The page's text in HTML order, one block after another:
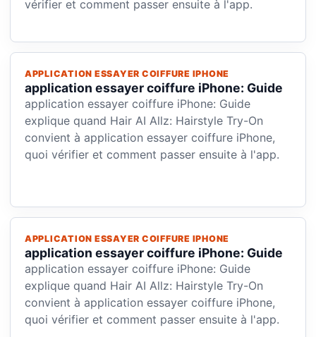
vérifier et comment passer ensuite à l'app.
APPLICATION ESSAYER COIFFURE IPHONE
application essayer coiffure iPhone: Guide
application essayer coiffure iPhone: Guide
explique quand Hair AI Allz: Hairstyle Try-On
convient à application essayer coiffure iPhone,
quoi vérifier et comment passer ensuite à l'app.
APPLICATION ESSAYER COIFFURE IPHONE
application essayer coiffure iPhone: Guide
application essayer coiffure iPhone: Guide
explique quand Hair AI Allz: Hairstyle Try-On
convient à application essayer coiffure iPhone,
quoi vérifier et comment passer ensuite à l'app.